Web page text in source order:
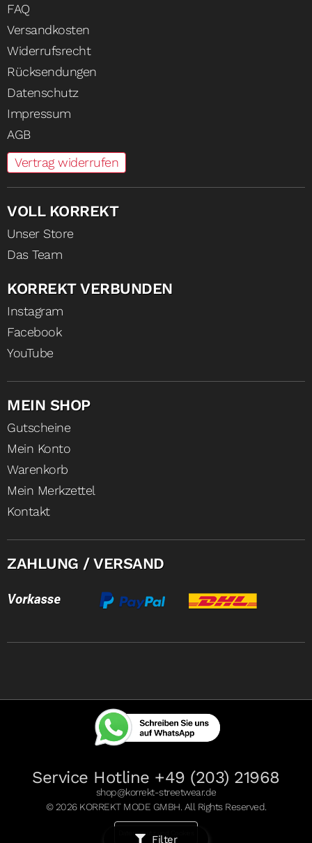
Filter
FAQ
Versandkosten
Widerrufsrecht
Rücksendungen
Datenschutz
Impressum
AGB
Vertrag widerrufen
VOLL KORREKT
Unser Store
Das Team
KORREKT VERBUNDEN
Instagram
Facebook
YouTube
MEIN SHOP
Gutscheine
Mein Konto
Warenkorb
Mein Merkzettel
Kontakt
ZAHLUNG / VERSAND
Service Hotline +49 (203) 21968
shop@korrekt-streetwear.de
© 2026 KORREKT MODE GMBH. All Rights Reserved.
Datenschutz und Cookies